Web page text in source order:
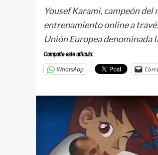
Yousef Karami, campeón
entrenamiento online a
Unión Europea denominada
Comparte este articulo:
WhatsApp